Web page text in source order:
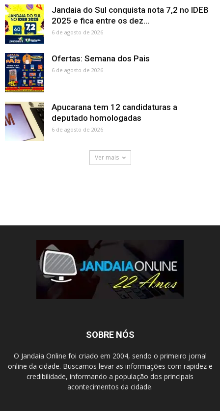
Jandaia do Sul conquista nota 7,2 no IDEB
2025 e fica entre os dez...
6 de agosto de 2026
Ofertas: Semana dos Pais
6 de agosto de 2026
Apucarana tem 12 candidaturas a
deputado homologadas
6 de agosto de 2026
Ver mais
SOBRE NÓS
O Jandaia Online foi criado em 2004, sendo o primeiro jornal
online da cidade. Buscamos levar as informações com rapidez e
credibilidade, informando a população dos principais
acontecimentos da cidade.